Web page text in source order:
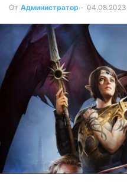
От Администратор - 04.08.2023